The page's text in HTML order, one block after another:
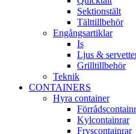
Sektionstält
Tälttillbehör
Engångsartiklar
Is
Ljus &
Grilltillbehör
Teknik
CONTAINERS
Hyra container
Kylcontainrar
Fryscontainrar